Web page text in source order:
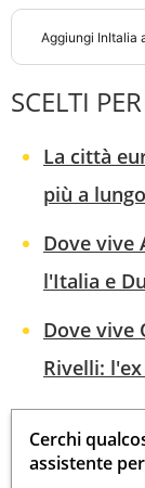
Aggiungi InItalia
SCELTI
La città
più a
Dove vive
l'Italia e
Dove vive
Rivelli:
Cerchi
assistente